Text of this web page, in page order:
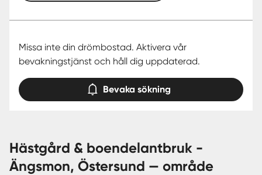
Missa inte din drömbostad. Aktivera vår
bevakningstjänst och håll dig uppdaterad.
Bevaka sökning
hästgård & boendelantbruk -
Ängsmon, Östersund — område